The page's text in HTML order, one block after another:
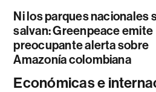
Ni los parques nacionales
salvan: Greenpeace emite
preocupante alerta sobre
Amazonía colombiana
Económicas e